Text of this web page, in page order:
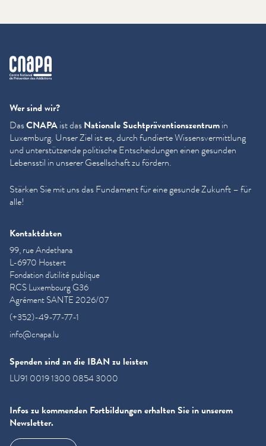
cnapa
Wer sind wir?
DasCNAPAist dasNationale Sucht­präven­tion­szen­trumin
Luxemburg. Unser Ziel ist es, durch fundierte Wis­sensver­mit­tlung
und unter­stützende politische Entschei­dun­gen einen gesunden
Lebensstil in unserer Gesellschaft zu fördern.
Stärken Sie mit uns das Fundament für eine gesunde Zukunft – für
alle!
Kontaktdaten
99, rue Andethana
L-6970 Hostert
Fondation d'utilité publique
RCS Luxembourg G36
Agrément SANTE 2026/07
(+352)-49-77-77-1
info@cnapa.lu
Spenden sind an die IBAN zu leisten
LU91 0019 1300 0854 3000
Infos zu kommenden Fortbildungen erhalten Sie in unserem
Newsletter.